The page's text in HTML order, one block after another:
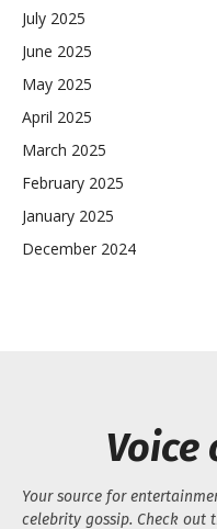
July 2025
June 2025
May 2025
April 2025
March 2025
February 2025
January 2025
December 2024
Voice
Your source for
celebrity gossip. Check out